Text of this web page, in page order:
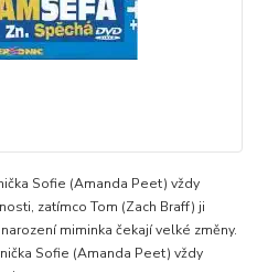
Sofie (Amanda Peet) vždy
zatímco Tom (Zach Braff) ji
miminka čekají velké změny.
Sofie (Amanda Peet) vždy